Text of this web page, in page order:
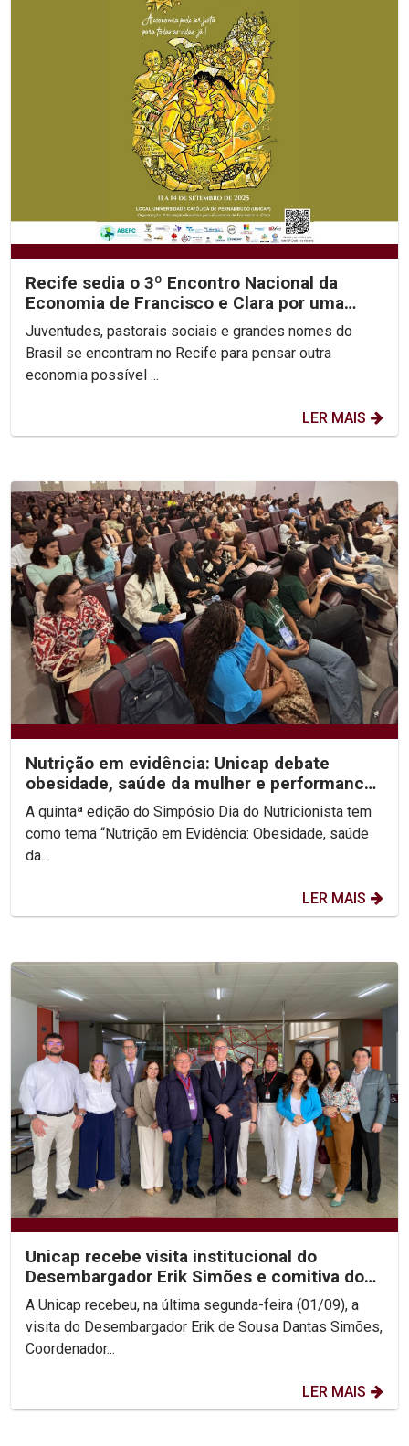
Recife sedia o 3º Encontro Nacional da
Economia de Francisco e Clara por uma
economia justa e...
Juventudes, pastorais sociais e grandes nomes do
Brasil se encontram no Recife para pensar outra
economia possível ...
LER MAIS
Nutrição em evidência: Unicap debate
obesidade, saúde da mulher e performance
no V Simpósio Dia...
A quintaª edição do Simpósio Dia do Nutricionista tem
como tema “Nutrição em Evidência: Obesidade, saúde
da...
LER MAIS
Unicap recebe visita institucional do
Desembargador Erik Simões e comitiva do
TJPE
A Unicap recebeu, na última segunda-feira (01/09), a
visita do Desembargador Erik de Sousa Dantas Simões,
Coordenador...
LER MAIS